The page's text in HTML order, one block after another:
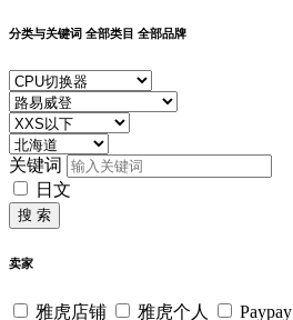
分类与关键词 全部类目 全部品牌
关键词
日文
搜 索
卖家
雅虎店铺 雅虎个人 Paypay